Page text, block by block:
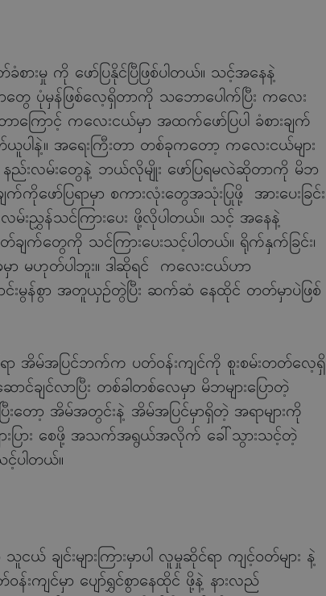
မှု ကို ဖော်ပြနိုင်ပြီဖြစ်ပါတယ်။ သင့်အနေနဲ့
ာတွေ ပုံမှန်ဖြစ်လေ့ရှိတာကို သဘောပေါက်ပြီး ကလေး
ကြောင့် ကလေးငယ်မှာ အထက်ဖော်ပြပါ ခံစားချက်
ါနဲ့။ အရေးကြီးတာ တစ်ခုကတော့ ကလေးငယ်များ
ည်းလမ်းတွေနဲ့ ဘယ်လိုမျိုး ဖော်ပြရမလဲဆိုတာကို မိဘ
ကိုဖော်ပြရာမှာ စကားလုံးတွေအသုံးပြုဖို့ အားပေးခြင်း
မ်းညွှန်သင်ကြားပေး ဖို့လိုပါတယ်။ သင့် အနေနဲ့
ျက်တွေကို သင်ကြားပေးသင့်ပါတယ်။ ရိုက်နှက်ခြင်း၊
ာ မဟုတ်ပါဘူး။ ဒါဆိုရင် ကလေးငယ်ဟာ
င်းမွန်စွာ အတူယှဉ်တွဲပြီး ဆက်ဆံ နေထိုင် တတ်မှာပဲဖြစ်
အိမ်အပြင်ဘက်က ပတ်ဝန်းကျင်ကို စူးစမ်းတတ်လေ့ရှိ
င်လာပြီး တစ်ခါတစ်လေမှာ မိဘများပြောတဲ့
းတော့ အိမ်အတွင်းနဲ့ အိမ်အပြင်မှာရှိတဲ့ အရာများကို
ားပြား စေဖို့ အသက်အရွယ်အလိုက် ခေါ်သွားသင့်တဲ့
င့်ပါတယ်။
ချင်းများကြားမှာပါ လူမှုဆိုင်ရာ ကျင့်ဝတ်များ နဲ့
းကျင်မှာ ပျော်ရွှင်စွာနေထိုင် ဖို့နဲ့ နားလည်